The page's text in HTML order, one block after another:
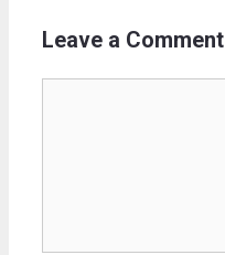
Leave a Comment